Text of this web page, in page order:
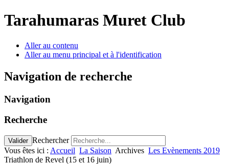
Tarahumaras Muret Club
Aller au contenu
Aller au menu principal et à l'identification
Navigation de recherche
Navigation
Recherche
Valider Rechercher
Vous êtes ici : Accueil La Saison Archives Les Evènements 2019
Triathlon de Revel (15 et 16 juin)